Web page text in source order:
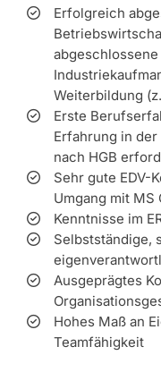
Erfolgreich
Weiterbildung
Erste
Erfahrung in
nach HGB
Sehr gute EDV-
Umgang mit MS
Kenntnisse im
Selbstständige,
Ausgeprägtes
Hohes Maß an
Teamfähigkeit